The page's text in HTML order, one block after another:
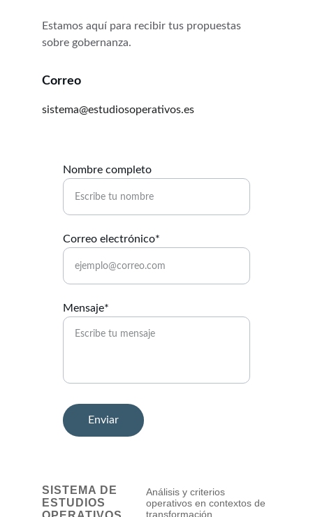
Estamos aquí para recibir tus propuestas
sobre gobernanza.
Correo
sistema@estudiosoperativos.es
Nombre completo
Correo electrónico*
Mensaje*
Enviar